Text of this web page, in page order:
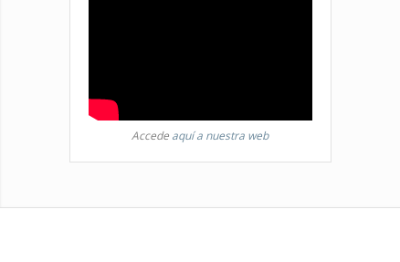
Accede aquí a nuestra web